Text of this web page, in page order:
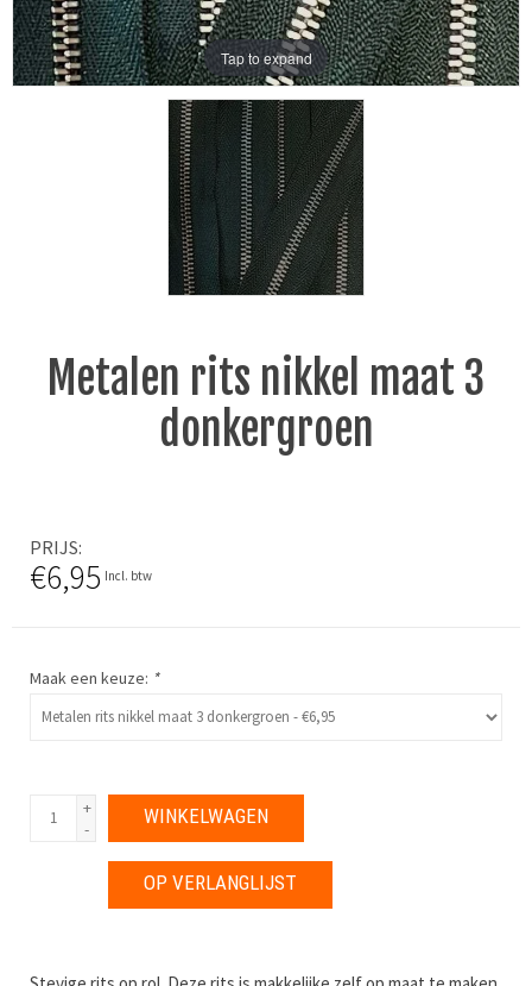
Tap to expand
Metalen rits nikkel maat 3
donkergroen
PRIJS
€6,95 Incl. btw
Maak een keuze: *
+
-
WINKELWAGEN
OP VERLANGLIJST